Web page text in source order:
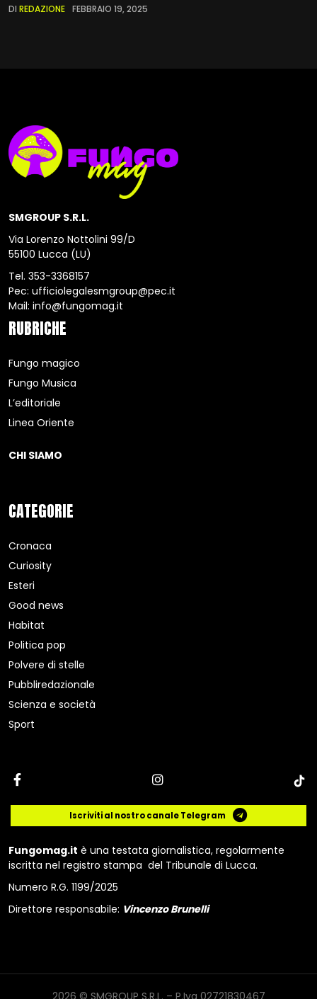
DI REDAZIONE FEBBRAIO 19, 2025
SMGROUP S.R.L.
Via Lorenzo Nottolini 99/D
55100 Lucca (LU)
Tel. 353-3368157
Pec: ufficiolegalesmgroup@pec.it
Mail: info@fungomag.it
RUBRICHE
Fungo magico
Fungo Musica
L’editoriale
Linea Oriente
CHI SIAMO
CATEGORIE
Cronaca
Curiosity
Esteri
Good news
Habitat
Politica pop
Polvere di stelle
Pubbliredazionale
Scienza e società
Sport
Iscriviti al nostro canale Telegram
Fungomag.it è una testata giornalistica, regolarmente
iscritta nel registro stampa del Tribunale di Lucca.
Numero R.G. 1199/2025
Direttore responsabile: Vincenzo Brunelli